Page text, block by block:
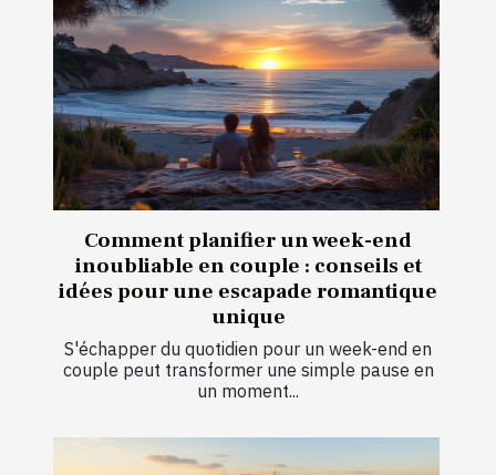
Comment planifier un week-end
inoubliable en couple : conseils et
idées pour une escapade romantique
unique
S'échapper du quotidien pour un week-end en
couple peut transformer une simple pause en
un moment...